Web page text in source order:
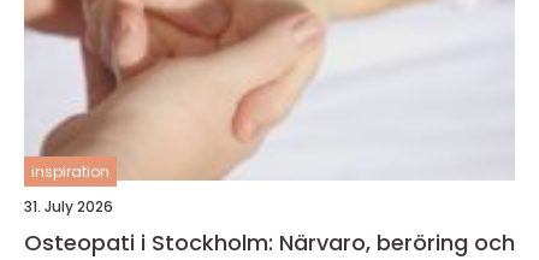
inspiration
31. July 2026
Osteopati i Stockholm: Närvaro, beröring och